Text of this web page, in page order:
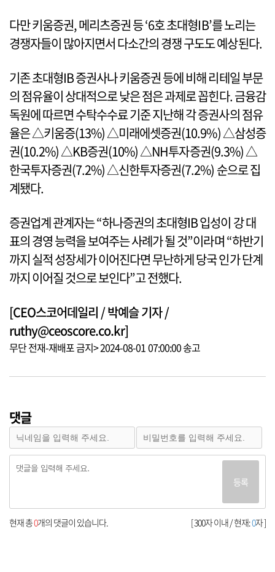
다만 키움증권, 메리츠증권 등 ‘6호 초대형IB’를 노리는
경쟁자들이 많아지면서 다소간의 경쟁 구도도 예상된다.
기존 초대형IB 증권사나 키움증권 등에 비해 리테일 부문
의 점유율이 상대적으로 낮은 점은 과제로 꼽힌다. 금융감
독원에 따르면 수탁수수료 기준 지난해 각 증권사의 점유
율은 △키움증(13%) △미래에셋증권(10.9%) △삼성증
권(10.2%) △KB증권(10%) △NH투자증권(9.3%) △
한국투자증권(7.2%) △신한투자증권(7.2%) 순으로 집
계됐다.
증권업계 관계자는 “하나증권의 초대형IB 입성이 강 대
표의 경영 능력을 보여주는 사례가 될 것”이라며 “하반기
까지 실적 성장세가 이어진다면 무난하게 당국 인가 단계
까지 이어질 것으로 보인다”고 전했다.
[CEO스코어데일리 / 박예슬 기자 /
ruthy@ceoscore.co.kr]
무단 전재-재배포 금지> 2024-08-01 07:00:00 송고
댓글
등록
[ 300자 이내 / 현재:0자 ]
현재 총0개의 댓글이 있습니다.